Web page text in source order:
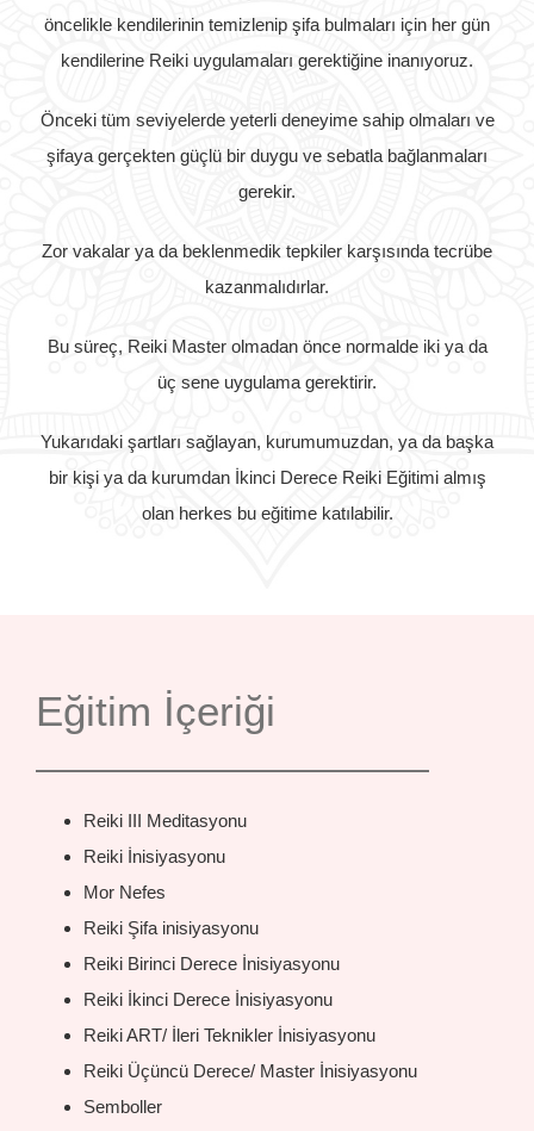
öncelikle kendilerinin temizlenip şifa bulmaları için her gün
kendilerine Reiki uygulamaları gerektiğine inanıyoruz.
Önceki tüm seviyelerde yeterli deneyime sahip olmaları ve
şifaya gerçekten güçlü bir duygu ve sebatla bağlanmaları
gerekir.
Zor vakalar ya da beklenmedik tepkiler karşısında tecrübe
kazanmalıdırlar.
Bu süreç, Reiki Master olmadan önce normalde iki ya da
üç sene uygulama gerektirir.
Yukarıdaki şartları sağlayan, kurumumuzdan, ya da başka
bir kişi ya da kurumdan İkinci Derece Reiki Eğitimi almış
olan herkes bu eğitime katılabilir.
Eğitim İçeriği
Reiki III Meditasyonu
Reiki İnisiyasyonu
Mor Nefes
Reiki Şifa inisiyasyonu
Reiki Birinci Derece İnisiyasyonu
Reiki İkinci Derece İnisiyasyonu
Reiki ART/ İleri Teknikler İnisiyasyonu
Reiki Üçüncü Derece/ Master İnisiyasyonu
Semboller